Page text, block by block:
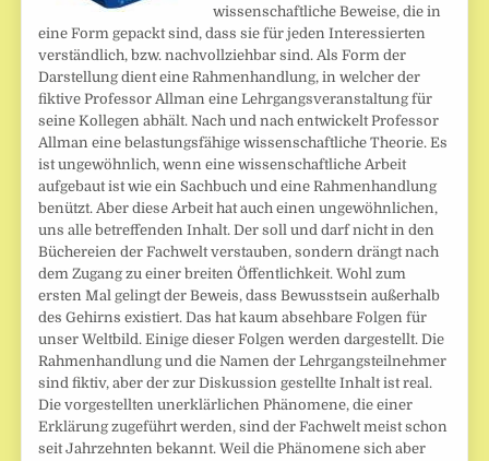
wissenschaftliche Beweise, die in
eine Form gepackt sind, dass sie für jeden Interessierten
verständlich, bzw. nachvollziehbar sind. Als Form der
Darstellung dient eine Rahmenhandlung, in welcher der
fiktive Professor Allman eine Lehrgangsveranstaltung für
seine Kollegen abhält. Nach und nach entwickelt Professor
Allman eine belastungsfähige wissenschaftliche Theorie. Es
ist ungewöhnlich, wenn eine wissenschaftliche Arbeit
aufgebaut ist wie ein Sachbuch und eine Rahmenhandlung
benützt. Aber diese Arbeit hat auch einen ungewöhnlichen,
uns alle betreffenden Inhalt. Der soll und darf nicht in den
Büchereien der Fachwelt verstauben, sondern drängt nach
dem Zugang zu einer breiten Öffentlichkeit. Wohl zum
ersten Mal gelingt der Beweis, dass Bewusstsein außerhalb
des Gehirns existiert. Das hat kaum absehbare Folgen für
unser Weltbild. Einige dieser Folgen werden dargestellt. Die
Rahmenhandlung und die Namen der Lehrgangsteilnehmer
sind fiktiv, aber der zur Diskussion gestellte Inhalt ist real.
Die vorgestellten unerklärlichen Phänomene, die einer
Erklärung zugeführt werden, sind der Fachwelt meist schon
seit Jahrzehnten bekannt. Weil die Phänomene sich aber